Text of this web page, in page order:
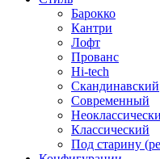
Барокко
Кантри
Лофт
Прованс
Hi-tech
Скандинавский
Современный
Классический
Под старину